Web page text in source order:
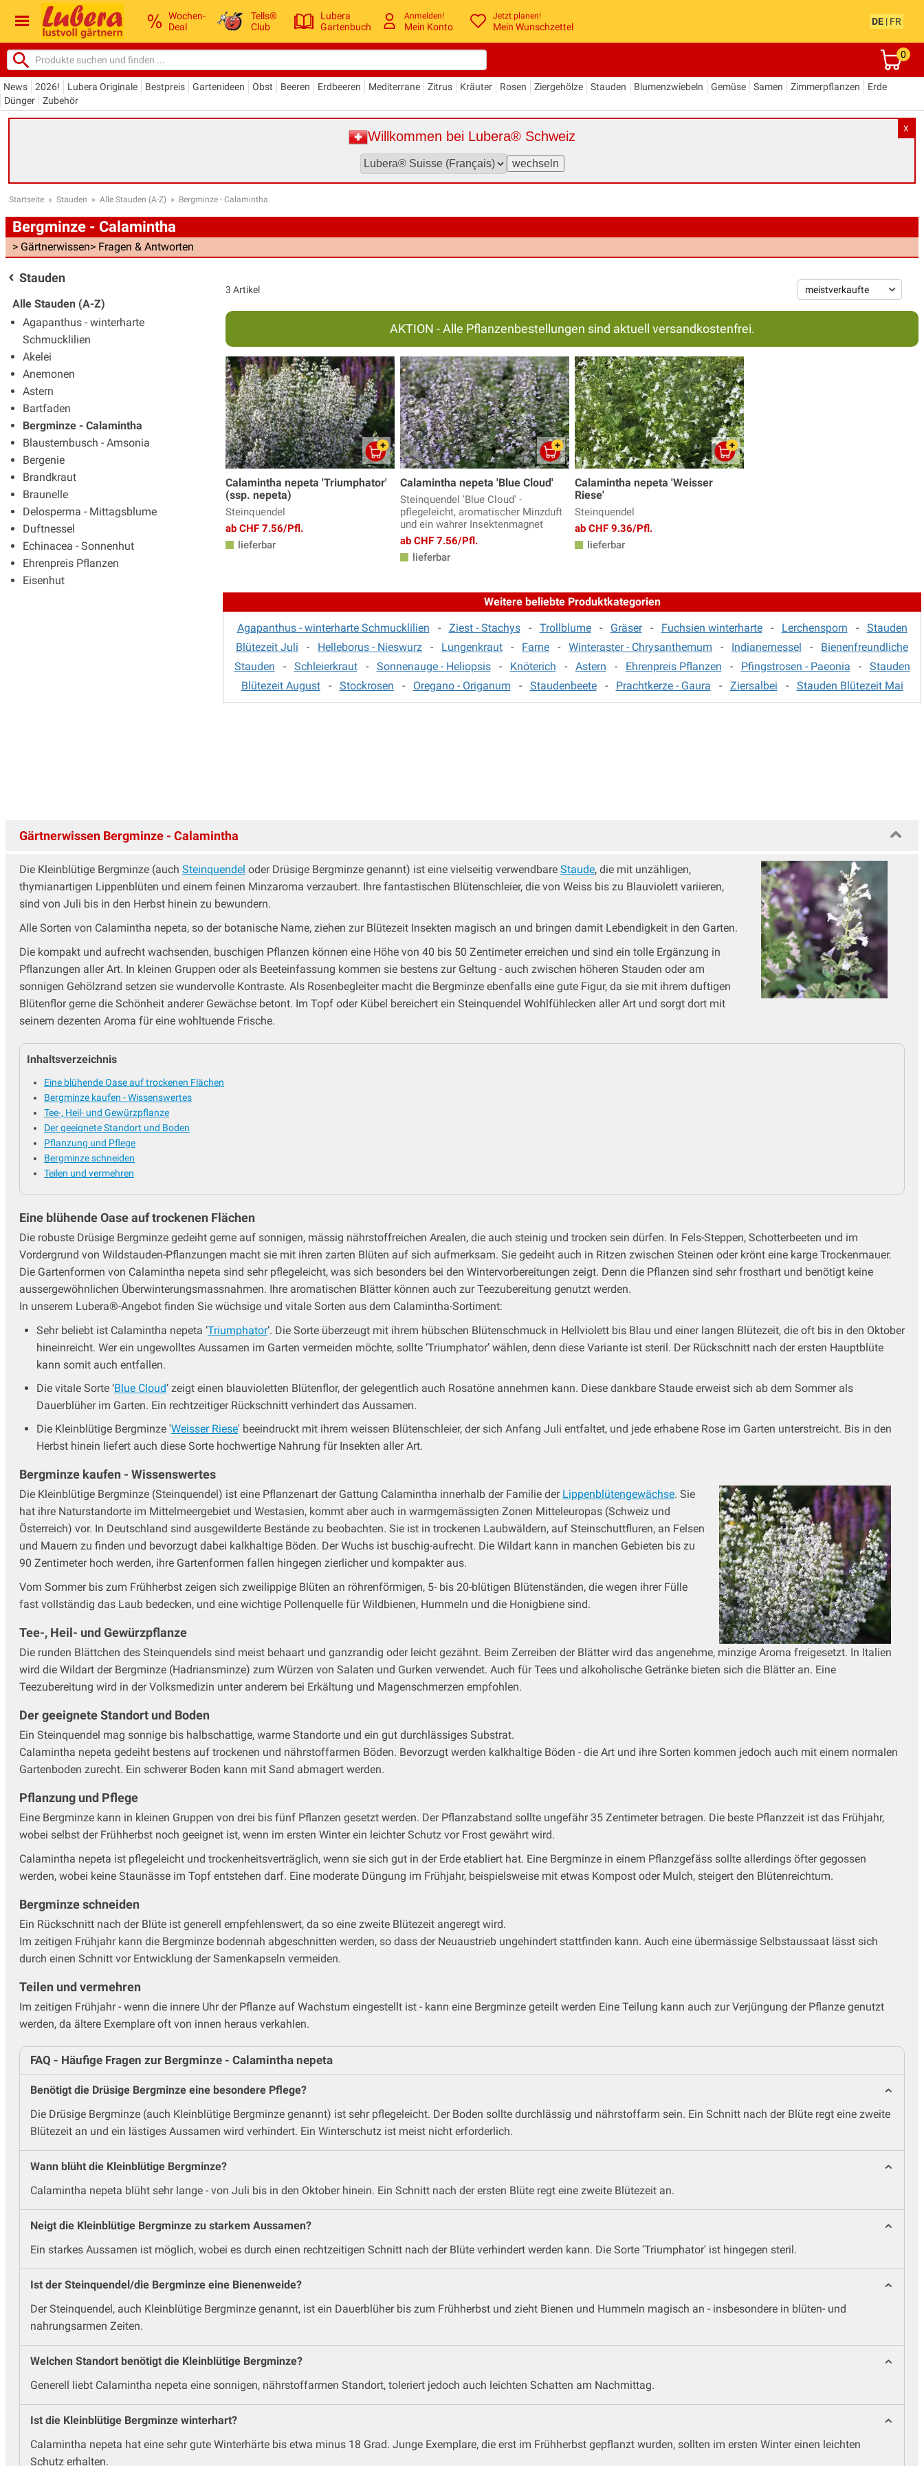
Wochen-
Deal
Tells®
Club
Lubera
Gartenbuch
Anmelden!
Mein Konto
Jetzt planen!
Mein Wunschzettel
DE | FR
0
News 2026! Lubera Originale Bestpreis Gartenideen Obst Beeren Erdbeeren Mediterrane Zitrus Kräuter Rosen Ziergehölze Stauden Blumenzwiebeln Gemüse Samen Zimmerpflanzen
Erde
Dünger
Zubehör
X
Willkommen bei Lubera® Schweiz
Startseite » Stauden » Alle Stauden (A-Z) » Bergminze - Calamintha
Bergminze - Calamintha
> Gärtnerwissen> Fragen & Antworten
Stauden
Alle Stauden (A-Z)
Agapanthus - winterharte
Schmucklilien
Akelei
Anemonen
Astern
Bartfaden
Bergminze - Calamintha
Blausternbusch - Amsonia
Bergenie
Brandkraut
Braunelle
Delosperma - Mittagsblume
Duftnessel
Echinacea - Sonnenhut
Ehrenpreis Pflanzen
Eisenhut
Gänsekresse
Gewürzfenchel
Glockenblume
Goldmelisse
Helianthus - Staudensonnenblume
Heuchera, Heucherella & Tiarella
Indianernessel
Iris
Jakobsleiter
Kandelaber Ehrenpreis
Katzenminze
Katzenpfötchen
Kaukasus Vergissmeinnicht
Knöterich
Kokardenblume - Gaillardia
Kugeldistel, Echinops
Küchenschelle
Lavendel Pflanzen
Lerchensporn
Lichtnelke - Lychnis
Lilientraube
Lungenkraut
Malven
Margerite - Leucanthemum
Mohn - Papaver
Mädchenauge
Nelken
Nelkenwurz - Geum
Oregano - Origanum
Perlkörbchen - Anaphalis
Pfingstrosen
Phlox - Flammenblume
Platterbse - Lathyrus
Prachtscharte - Liatris
Prachtspiere
Primeln - Primula
Ranunculus - Hahnenfuss
Reiherschnabel - Erodium
Rittersporn - Delphinium
Saxifraga - Steinbrech
Schafgarbe
Schleierkraut
Schleifenblume
Silberkerzen
Skabiose
Sonnenbraut - Helenium
Sonnenhut - Rudbeckia
Sonnenröschen - Helianthemum
Spornblume
Staudenhibiskus
Sterndolde
Stockrosen
Storchschnabel
Sumpfdotterblume - Caltha
Thymian - Thymus
Tränendes Herz - Dicentra
Trollblume
Veilchen
Wiesenknopf - Sanguisorba
Wiesenraute
Winteraster - Chrysanthemum
Ziersalbei
Ziest - Stachys
3 Artikel
AKTION - Alle Pflanzenbestellungen sind aktuell versandkostenfrei.
Calamintha nepeta 'Triumphator'
(ssp. nepeta)
Steinquendel
ab CHF 7.56/Pfl.
lieferbar
Calamintha nepeta 'Blue Cloud'
Steinquendel 'Blue Cloud' -
pflegeleicht, aromatischer Minzduft
und ein wahrer Insektenmagnet
ab CHF 7.56/Pfl.
lieferbar
Calamintha nepeta 'Weisser
Riese'
Steinquendel
ab CHF 9.36/Pfl.
lieferbar
Weitere beliebte Produktkategorien
Agapanthus - winterharte Schmucklilien - Ziest - Stachys- Trollblume- Gräser- Fuchsien winterharte- Lerchensporn - Stauden
Blütezeit Juli - Helleborus - Nieswurz - Lungenkraut - Farne - Winteraster - Chrysanthemum - Indianernessel - Bienenfreundliche
Stauden - Schleierkraut- Sonnenauge - Heliopsis- Knöterich - Astern - Ehrenpreis Pflanzen - Pfingstrosen - Paeonia - Stauden
Blütezeit August- Stockrosen - Oregano - Origanum - Staudenbeete- Prachtkerze - Gaura - Ziersalbei - Stauden Blütezeit Mai
Gärtnerwissen Bergminze - Calamintha
Die Kleinblütige Bergminze (auch Steinquendel oder Drüsige Bergminze genannt) ist eine vielseitig verwendbare Staude, die mit unzähligen,
thymianartigen Lippenblüten und einem feinen Minzaroma verzaubert. Ihre fantastischen Blütenschleier, die von Weiss bis zu Blauviolett variieren,
sind von Juli bis in den Herbst hinein zu bewundern.
Alle Sorten von Calamintha nepeta, so der botanische Name, ziehen zur Blütezeit Insekten magisch an und bringen damit Lebendigkeit in den Garten.
Die kompakt und aufrecht wachsenden, buschigen Pflanzen können eine Höhe von 40 bis 50 Zentimeter erreichen und sind ein tolle Ergänzung in
Pflanzungen aller Art. In kleinen Gruppen oder als Beeteinfassung kommen sie bestens zur Geltung - auch zwischen höheren Stauden oder am
sonnigen Gehölzrand setzen sie wundervolle Kontraste. Als Rosenbegleiter macht die Bergminze ebenfalls eine gute Figur, da sie mit ihrem duftigen
Blütenflor gerne die Schönheit anderer Gewächse betont. Im Topf oder Kübel bereichert ein Steinquendel Wohlfühlecken aller Art und sorgt dort mit
seinem dezenten Aroma für eine wohltuende Frische.
Inhaltsverzeichnis
Eine blühende Oase auf trockenen Flächen
Bergminze kaufen - Wissenswertes
Tee-, Heil- und Gewürzpflanze
Der geeignete Standort und Boden
Pflanzung und Pflege
Bergminze schneiden
Teilen und vermehren
Eine blühende Oase auf trockenen Flächen
Die robuste Drüsige Bergminze gedeiht gerne auf sonnigen, mässig nährstoffreichen Arealen, die auch steinig und trocken sein dürfen. In Fels-Steppen, Schotterbeeten und im
Vordergrund von Wildstauden-Pflanzungen macht sie mit ihren zarten Blüten auf sich aufmerksam. Sie gedeiht auch in Ritzen zwischen Steinen oder krönt eine karge Trockenmauer.
Die Gartenformen von Calamintha nepeta sind sehr pflegeleicht, was sich besonders bei den Wintervorbereitungen zeigt. Denn die Pflanzen sind sehr frosthart und benötigt keine
aussergewöhnlichen Überwinterungsmassnahmen. Ihre aromatischen Blätter können auch zur Teezubereitung genutzt werden.
In unserem Lubera®-Angebot finden Sie wüchsige und vitale Sorten aus dem Calamintha-Sortiment:
Sehr beliebt ist Calamintha nepeta ‘Triumphator’. Die Sorte überzeugt mit ihrem hübschen Blütenschmuck in Hellviolett bis Blau und einer langen Blütezeit, die oft bis in den Oktober
hineinreicht. Wer ein ungewolltes Aussamen im Garten vermeiden möchte, sollte ‘Triumphator’ wählen, denn diese Variante ist steril. Der Rückschnitt nach der ersten Hauptblüte
kann somit auch entfallen.
Die vitale Sorte ‘Blue Cloud‘ zeigt einen blauvioletten Blütenflor, der gelegentlich auch Rosatöne annehmen kann. Diese dankbare Staude erweist sich ab dem Sommer als
Dauerblüher im Garten. Ein rechtzeitiger Rückschnitt verhindert das Aussamen.
Die Kleinblütige Bergminze 'Weisser Riese' beeindruckt mit ihrem weissen Blütenschleier, der sich Anfang Juli entfaltet, und jede erhabene Rose im Garten unterstreicht. Bis in den
Herbst hinein liefert auch diese Sorte hochwertige Nahrung für Insekten aller Art.
Bergminze kaufen - Wissenswertes
Die Kleinblütige Bergminze (Steinquendel) ist eine Pflanzenart der Gattung Calamintha innerhalb der Familie der Lippenblütengewächse. Sie
hat ihre Naturstandorte im Mittelmeergebiet und Westasien, kommt aber auch in warmgemässigten Zonen Mitteleuropas (Schweiz und
Österreich) vor. In Deutschland sind ausgewilderte Bestände zu beobachten. Sie ist in trockenen Laubwäldern, auf Steinschuttfluren, an Felsen
und Mauern zu finden und bevorzugt dabei kalkhaltige Böden. Der Wuchs ist buschig-aufrecht. Die Wildart kann in manchen Gebieten bis zu
90 Zentimeter hoch werden, ihre Gartenformen fallen hingegen zierlicher und kompakter aus.
Vom Sommer bis zum Frühherbst zeigen sich zweilippige Blüten an röhrenförmigen, 5- bis 20-blütigen Blütenständen, die wegen ihrer Fülle
fast vollständig das Laub bedecken, und eine wichtige Pollenquelle für Wildbienen, Hummeln und die Honigbiene sind.
Tee-, Heil- und Gewürzpflanze
Die runden Blättchen des Steinquendels sind meist behaart und ganzrandig oder leicht gezähnt. Beim Zerreiben der Blätter wird das angenehme, minzige Aroma freigesetzt. In Italien
wird die Wildart der Bergminze (Hadriansminze) zum Würzen von Salaten und Gurken verwendet. Auch für Tees und alkoholische Getränke bieten sich die Blätter an. Eine
Teezubereitung wird in der Volksmedizin unter anderem bei Erkältung und Magenschmerzen empfohlen.
Der geeignete Standort und Boden
Ein Steinquendel mag sonnige bis halbschattige, warme Standorte und ein gut durchlässiges Substrat.
Calamintha nepeta gedeiht bestens auf trockenen und nährstoffarmen Böden. Bevorzugt werden kalkhaltige Böden - die Art und ihre Sorten kommen jedoch auch mit einem normalen
Gartenboden zurecht. Ein schwerer Boden kann mit Sand abmagert werden.
Pflanzung und Pflege
Eine Bergminze kann in kleinen Gruppen von drei bis fünf Pflanzen gesetzt werden. Der Pflanzabstand sollte ungefähr 35 Zentimeter betragen. Die beste Pflanzzeit ist das Frühjahr,
wobei selbst der Frühherbst noch geeignet ist, wenn im ersten Winter ein leichter Schutz vor Frost gewährt wird.
Calamintha nepeta ist pflegeleicht und trockenheitsverträglich, wenn sie sich gut in der Erde etabliert hat. Eine Bergminze in einem Pflanzgefäss sollte allerdings öfter gegossen
werden, wobei keine Staunässe im Topf entstehen darf. Eine moderate Düngung im Frühjahr, beispielsweise mit etwas Kompost oder Mulch, steigert den Blütenreichtum.
Bergminze schneiden
Ein Rückschnitt nach der Blüte ist generell empfehlenswert, da so eine zweite Blütezeit angeregt wird.
Im zeitigen Frühjahr kann die Bergminze bodennah abgeschnitten werden, so dass der Neuaustrieb ungehindert stattfinden kann. Auch eine übermässige Selbstaussaat lässt sich
durch einen Schnitt vor Entwicklung der Samenkapseln vermeiden.
Teilen und vermehren
Im zeitigen Frühjahr - wenn die innere Uhr der Pflanze auf Wachstum eingestellt ist - kann eine Bergminze geteilt werden Eine Teilung kann auch zur Verjüngung der Pflanze genutzt
werden, da ältere Exemplare oft von innen heraus verkahlen.
FAQ - Häufige Fragen zur Bergminze - Calamintha nepeta
Benötigt die Drüsige Bergminze eine besondere Pflege?
Die Drüsige Bergminze (auch Kleinblütige Bergminze genannt) ist sehr pflegeleicht. Der Boden sollte durchlässig und nährstoffarm sein. Ein Schnitt nach der Blüte regt eine zweite
Blütezeit an und ein lästiges Aussamen wird verhindert. Ein Winterschutz ist meist nicht erforderlich.
Wann blüht die Kleinblütige Bergminze?
Calamintha nepeta blüht sehr lange - von Juli bis in den Oktober hinein. Ein Schnitt nach der ersten Blüte regt eine zweite Blütezeit an.
Neigt die Kleinblütige Bergminze zu starkem Aussamen?
Ein starkes Aussamen ist möglich, wobei es durch einen rechtzeitigen Schnitt nach der Blüte verhindert werden kann. Die Sorte 'Triumphator' ist hingegen steril.
Ist der Steinquendel/die Bergminze eine Bienenweide?
Der Steinquendel, auch Kleinblütige Bergminze genannt, ist ein Dauerblüher bis zum Frühherbst und zieht Bienen und Hummeln magisch an - insbesondere in blüten- und
nahrungsarmen Zeiten.
Welchen Standort benötigt die Kleinblütige Bergminze?
Generell liebt Calamintha nepeta eine sonnigen, nährstoffarmen Standort, toleriert jedoch auch leichten Schatten am Nachmittag.
Ist die Kleinblütige Bergminze winterhart?
Calamintha nepeta hat eine sehr gute Winterhärte bis etwa minus 18 Grad. Junge Exemplare, die erst im Frühherbst gepflanzt wurden, sollten im ersten Winter einen leichten
Schutz erhalten.